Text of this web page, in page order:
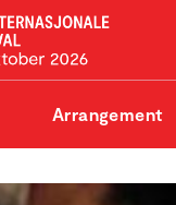
Arrangement